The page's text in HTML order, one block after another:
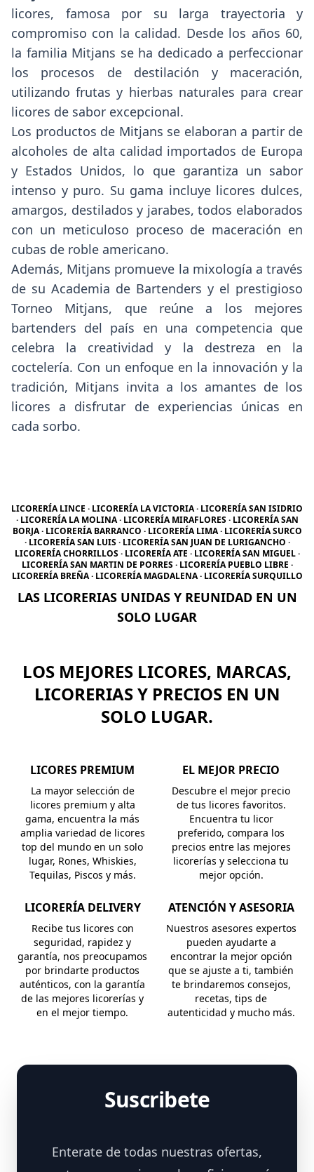
licores, famosa por su larga trayectoria y
compromiso con la calidad. Desde los años 60,
la familia Mitjans se ha dedicado a perfeccionar
los procesos de destilación y maceración,
utilizando frutas y hierbas naturales para crear
licores de sabor excepcional.
Los productos de Mitjans se elaboran a partir de
alcoholes de alta calidad importados de Europa
y Estados Unidos, lo que garantiza un sabor
intenso y puro. Su gama incluye licores dulces,
amargos, destilados y jarabes, todos elaborados
con un meticuloso proceso de maceración en
cubas de roble americano.
Además, Mitjans promueve la mixología a través
de su Academia de Bartenders y el prestigioso
Torneo Mitjans, que reúne a los mejores
bartenders del país en una competencia que
celebra la creatividad y la destreza en la
coctelería. Con un enfoque en la innovación y la
tradición, Mitjans invita a los amantes de los
licores a disfrutar de experiencias únicas en
cada sorbo.
LICORERÍA LINCE · LICORERÍA LA VICTORIA · LICORERÍA SAN ISIDRIO
· LICORERÍA LA MOLINA · LICORERÍA MIRAFLORES · LICORERÍA SAN
BORJA · LICORERÍA BARRANCO · LICORERÍA LIMA · LICORERÍA SURCO
· LICORERÍA SAN LUIS · LICORERÍA SAN JUAN DE LURIGANCHO ·
LICORERÍA CHORRILLOS · LICORERÍA ATE · LICORERÍA SAN MIGUEL ·
LICORERÍA SAN MARTIN DE PORRES · LICORERÍA PUEBLO LIBRE ·
LICORERÍA BREÑA · LICORERÍA MAGDALENA · LICORERÍA SURQUILLO
LAS LICORERIAS UNIDAS Y REUNIDAD EN UN
SOLO LUGAR
LOS MEJORES LICORES, MARCAS,
LICORERIAS Y PRECIOS EN UN
SOLO LUGAR.
LICORES PREMIUM
La mayor selección de
licores premium y alta
gama, encuentra la más
amplia variedad de licores
top del mundo en un solo
lugar, Rones, Whiskies,
Tequilas, Piscos y más.
EL MEJOR PRECIO
Descubre el mejor precio
de tus licores favoritos.
Encuentra tu licor
preferido, compara los
precios entre las mejores
licorerías y selecciona tu
mejor opción.
LICORERÍA DELIVERY
Recibe tus licores con
seguridad, rapidez y
garantía, nos preocupamos
por brindarte productos
auténticos, con la garantía
de las mejores licorerías y
en el mejor tiempo.
ATENCIÓN Y ASESORIA
Nuestros asesores expertos
pueden ayudarte a
encontrar la mejor opción
que se ajuste a ti, también
te brindaremos consejos,
recetas, tips de
autenticidad y mucho más.
Suscribete
Enterate de todas nuestras ofertas,